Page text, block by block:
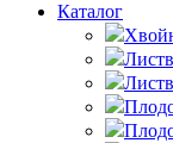
Каталог